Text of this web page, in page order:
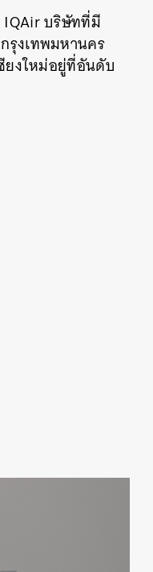
บริษัทที่มี
รุงเทพมหานคร
ยงใหม่อยู่ที่อันดับ